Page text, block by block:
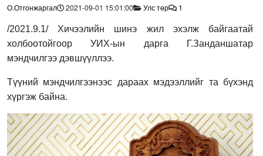
О.Отгонжаргал 2021-09-01 15:01:00 Улс төр 1
/2021.9.1/ Хичээлийн шинэ жил эхэлж байгаатай
холбоотойгоор УИХ-ын дарга Г.Занданшатар
мэндчилгээ дэвшүүллээ.
Түүний мэндчилгээнээс дараах мэдээллийг та бүхэнд
хүргэж байна.